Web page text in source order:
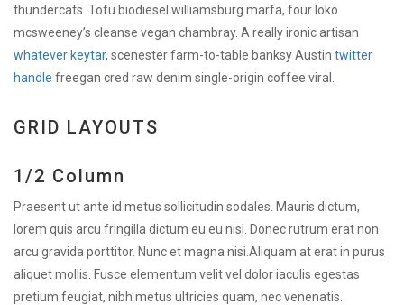
thundercats. Tofu biodiesel williamsburg marfa, four loko
mcsweeney’s cleanse vegan chambray. A really ironic artisan
whatever keytar, scenester farm-to-table banksy Austin twitter
handle freegan cred raw denim single-origin coffee viral.
GRID LAYOUTS
1/2 Column
Praesent ut ante id metus sollicitudin sodales. Mauris dictum,
lorem quis arcu fringilla dictum eu eu nisl. Donec rutrum erat non
arcu gravida porttitor. Nunc et magna nisi.Aliquam at erat in purus
aliquet mollis. Fusce elementum velit vel dolor iaculis egestas
pretium feugiat, nibh metus ultricies quam, nec venenatis.